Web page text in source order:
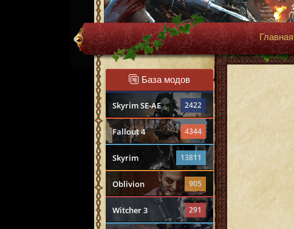
Главная
База модов
Skyrim SE-AE 2422
Fallout 4 4344
Skyrim 13811
Oblivion 905
Witcher 3 291